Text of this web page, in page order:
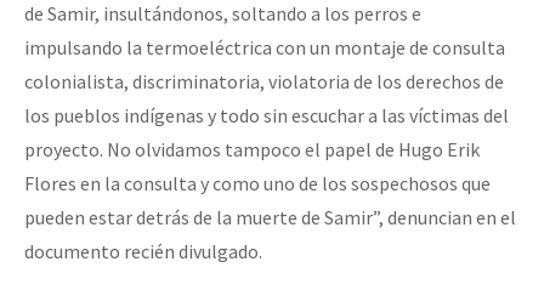
de Samir, insultándonos, soltando a los perros e
impulsando la termoeléctrica con un montaje de consulta
colonialista, discriminatoria, violatoria de los derechos de
los pueblos indígenas y todo sin escuchar a las víctimas del
proyecto. No olvidamos tampoco el papel de Hugo Erik
Flores en la consulta y como uno de los sospechosos que
pueden estar detrás de la muerte de Samir”, denuncian en el
documento recién divulgado.